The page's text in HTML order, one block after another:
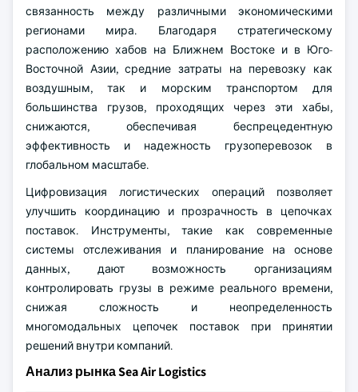
связанность между различными экономическими
регионами мира. Благодаря стратегическому
расположению хабов на Ближнем Востоке и в Юго-
Восточной Азии, средние затраты на перевозку как
воздушным, так и морским транспортом для
большинства грузов, проходящих через эти хабы,
снижаются, обеспечивая беспрецедентную
эффективность и надежность грузоперевозок в
глобальном масштабе.
Цифровизация логистических операций позволяет
улучшить координацию и прозрачность в цепочках
поставок. Инструменты, такие как современные
системы отслеживания и планирование на основе
данных, дают возможность организациям
контролировать грузы в режиме реального времени,
снижая сложность и неопределенность
многомодальных цепочек поставок при принятии
решений внутри компаний.
Анализ рынка Sea Air Logistics